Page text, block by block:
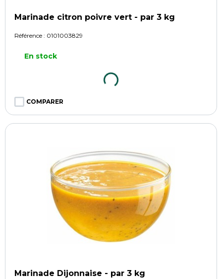
Marinade citron poivre vert - par 3 kg
Référence : 0101003829
En stock
COMPARER
Marinade Dijonnaise - par 3 kg